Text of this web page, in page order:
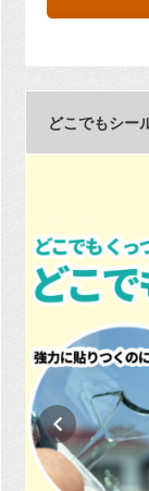
どこでもシー